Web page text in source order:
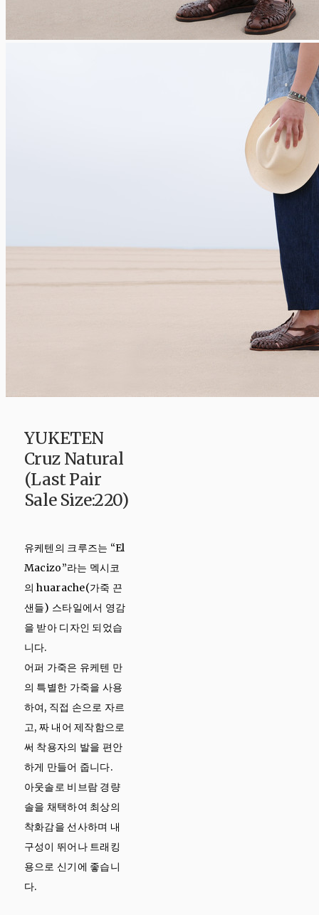
YUKETEN
Cruz Natural
(Last Pair
Sale Size:220)
유케텐의 크루즈는 “El
Macizo”라는 멕시코
의 huarache(가죽 끈
샌들) 스타일에서 영감
을 받아 디자인 되었습
니다.
어퍼 가죽은 유케텐 만
의 특별한 가죽을 사용
하여, 직접 손으로 자르
고, 짜 내어 제작함으로
써 착용자의 발을 편안
하게 만들어 줍니다.
아웃솔로 비브람 경량
솔을 채택하여 최상의
착화감을 선사하며 내
구성이 뛰어나 트래킹
용으로 신기에 좋습니
다.